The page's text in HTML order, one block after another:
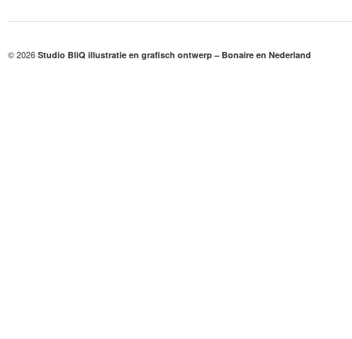
© 2026 Studio BliQ illustratie en grafisch ontwerp – Bonaire en Nederland